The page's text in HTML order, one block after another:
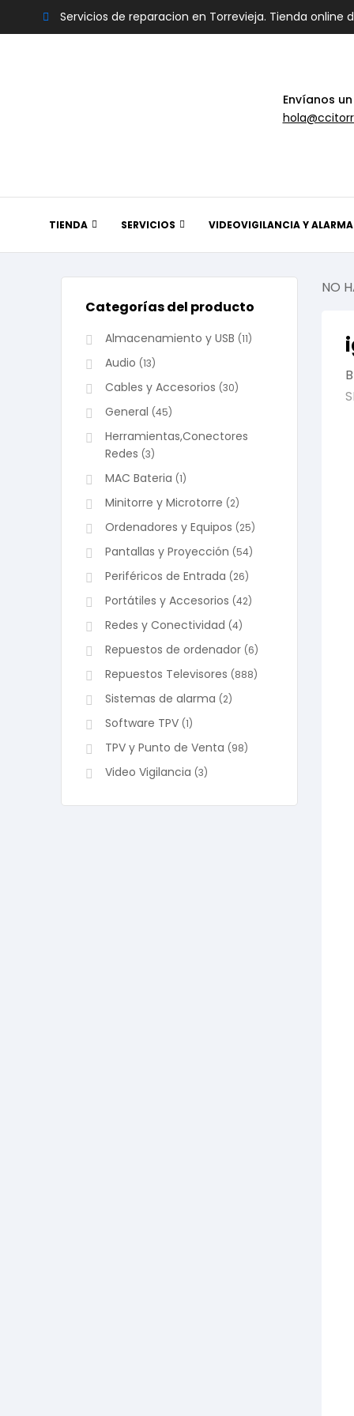
Servicios de reparacion en Torrevieja. Tienda online
Envíanos
TIENDA SERVICIOS VIDEOVIGILANCIA Y
NO
Categorías del producto
Almacenamiento y USB (11)
Audio (13)
Cables y Accesorios (30)
General (45)
Herramientas,Conectores
Redes (3)
MAC Bateria (1)
Minitorre y Microtorre (2)
Ordenadores y Equipos (25)
Pantallas y Proyección (54)
Periféricos de Entrada (26)
Portátiles y Accesorios (42)
Redes y Conectividad (4)
Repuestos de ordenador (6)
Repuestos Televisores (888)
Sistemas de alarma (2)
Software TPV (1)
TPV y Punto de Venta (98)
Video Vigilancia (3)